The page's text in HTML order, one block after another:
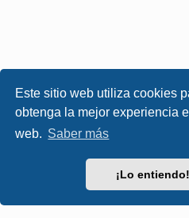
Este sitio web utiliza cookies
obtenga la mejor experiencia
web. Saber más
¡Lo entiendo!